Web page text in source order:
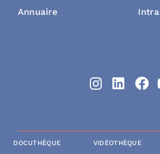
Annuaire
DOCUTHÈQUE VIDÉOTHÈQUE